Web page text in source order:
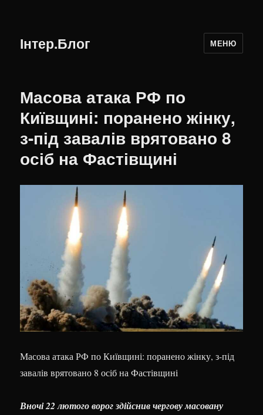
Інтер.Блог МЕНЮ
Масова атака РФ по
Київщині: поранено жінку,
з-під завалів врятовано 8
осіб на Фастівщині
Масова атака РФ по Київщині: поранено жінку, з-під
завалів врятовано 8 осіб на Фастівщині
Вночі 22 лютого ворог здійснив чергову масовану